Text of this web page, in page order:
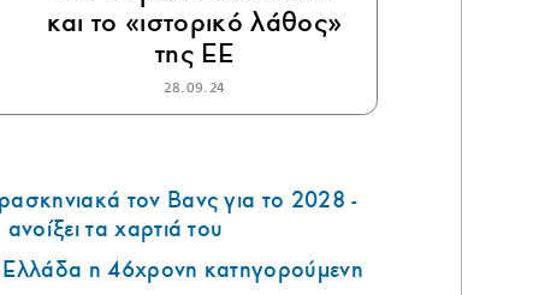
και το «ιστορικό λάθος»
της ΕΕ
28.09.24
τον Βανς για το 2028 -
τα χαρτιά του
η 46χρονη κατηγορούμενη